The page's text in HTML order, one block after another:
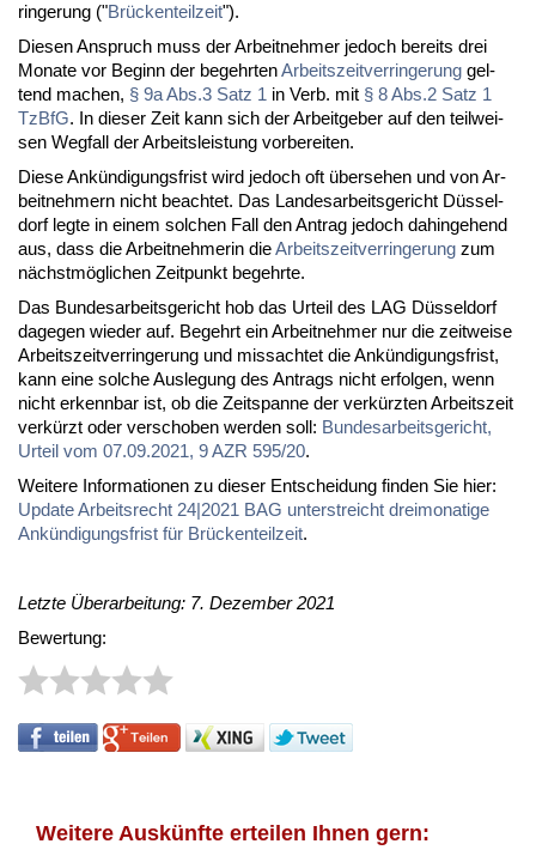
rin­ge­rung ("Brü­cken­teil­zeit").
Die­sen An­spruch muss der Ar­beit­neh­mer je­doch be­reits drei
Mo­na­te vor Be­ginn der be­gehr­tenAr­beits­zeit­ver­rin­ge­rung gel­
tend ma­chen, § 9a Abs.3 Satz 1 in Verb. mit § 8 Abs.2 Satz 1
Tz­B­fG. In die­ser Zeit kann sich der Ar­beit­ge­ber auf den teil­wei­
sen Weg­fall der Ar­beits­leis­tung vor­be­rei­ten.
Die­se An­kün­di­gungs­frist wird je­doch oft über­se­hen und von Ar­
beit­neh­mern nicht be­ach­tet. Das Lan­des­ar­beits­ge­richt Düs­sel­
dorf leg­te in ei­nem sol­chen Fall den An­trag je­doch da­hin­ge­hend
aus, dass die Ar­beit­neh­me­rin dieAr­beits­zeit­ver­rin­ge­rung zum
nächst­mög­li­chen Zeit­punkt be­gehr­te.
Das Bun­des­ar­beits­ge­richt hob das Ur­teil des LAG Düs­sel­dorf
da­ge­gen wie­der auf. Be­gehrt ein Ar­beit­neh­mer nur die zeit­wei­se
Ar­beits­zeit­ver­rin­ge­rung und miss­ach­tet die An­kün­di­gungs­frist,
kann ei­ne sol­che Aus­le­gung des An­trags nicht er­fol­gen, wenn
nicht er­kenn­bar ist, ob die Zeit­span­ne der ver­kürz­ten Ar­beits­zeit
ver­kürzt oder ver­scho­ben wer­den soll: Bun­des­ar­beits­ge­richt,
Ur­teil vom 07.09.2021, 9 AZR 595/20.
Wei­te­re In­for­ma­tio­nen zu die­ser Ent­schei­dung fin­den Sie hier:
Up­date Ar­beits­recht 24|2021 BAG un­ter­streicht drei­mo­na­ti­ge
An­kün­di­gungs­frist für Brü­cken­teil­zeit.
Letzte Überarbeitung: 7. Dezember 2021
Bewertung:
Weitere Auskünfte erteilen Ihnen gern: